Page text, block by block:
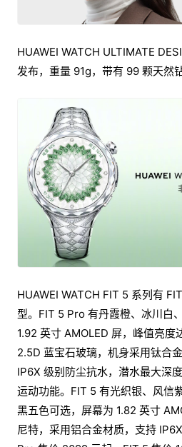
HUAWEI WATCH ULTIMATE
发布，重量 91g，带有 99 颗天然
HUAWEI WATCH FIT 5 系列有
型。FIT 5 Pro 有丹霞橙、冰川白
1.92 英寸 AMOLED 屏，峰值亮
2.5D 蓝宝石玻璃，机身采用钛合
IP6X 级别防尘抗水，潜水最大深
运动功能。FIT 5 有光织银、风信
黑五色可选，屏幕为 1.82 英寸
尼特，采用铝合金材质，支持